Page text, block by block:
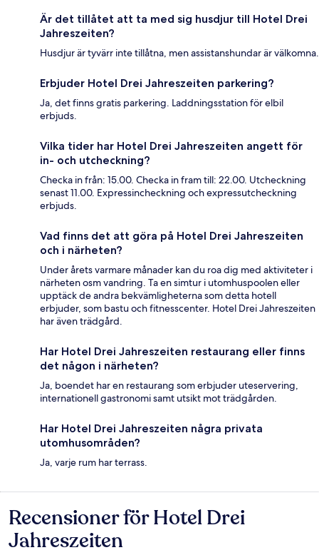
Är det tillåtet att ta med sig husdjur till Hotel Drei
Jahreszeiten?
Husdjur är tyvärr inte tillåtna, men assistanshundar är välkomna.
Erbjuder Hotel Drei Jahreszeiten parkering?
Ja, det finns gratis parkering. Laddningsstation för elbil
erbjuds.
Vilka tider har Hotel Drei Jahreszeiten angett för
in- och utcheckning?
Checka in från: 15.00. Checka in fram till: 22.00. Utcheckning
senast 11.00. Expressincheckning och expressutcheckning
erbjuds.
Vad finns det att göra på Hotel Drei Jahreszeiten
och i närheten?
Under årets varmare månader kan du roa dig med aktiviteter i
närheten osm vandring. Ta en simtur i utomhuspoolen eller
upptäck de andra bekvämligheterna som detta hotell
erbjuder, som bastu och fitnesscenter. Hotel Drei Jahreszeiten
har även trädgård.
Har Hotel Drei Jahreszeiten restaurang eller finns
det någon i närheten?
Ja, boendet har en restaurang som erbjuder uteservering,
internationell gastronomi samt utsikt mot trädgården.
Har Hotel Drei Jahreszeiten några privata
utomhusområden?
Ja, varje rum har terrass.
Recensioner
Recensioner för Hotel Drei
Jahreszeiten